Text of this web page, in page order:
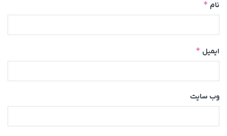
نام *
ایمیل *
وب‌ سایت